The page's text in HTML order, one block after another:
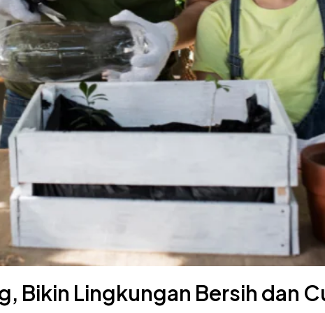
Bikin Lingkungan Bersih dan